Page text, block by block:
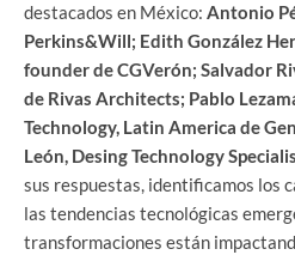
destacados en México: Antonio
Perkins&Will; Edith González
founderde CGVerón; Salvador
de Rivas Architects; Pablo
Technology, Latin America de
León, Desing Technology
sus respuestas, identificamos los
las tendencias tecnológicas
transformaciones están